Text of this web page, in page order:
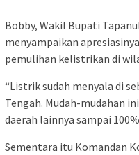
Bobby, Wakil Bupati
menyampaikan
pemulihan kelistrikan di
“Listrik sudah menyala di
Tengah. Mudah-mudahan
daerah lainnya sampai
Sementara itu Komandan